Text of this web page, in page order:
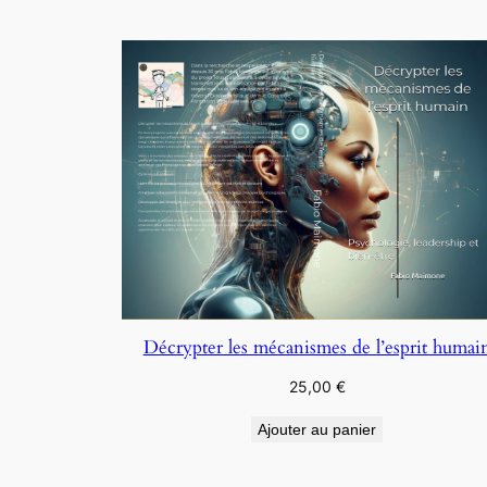
Décrypter les mécanismes de l’esprit
25,00 €
Ajouter au panier